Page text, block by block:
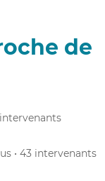
de
intervenants
• 43 intervenants